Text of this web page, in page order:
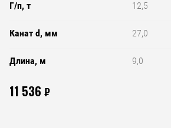
Г/п, т 12,5
Канат d, мм 27,0
Длина, м 9,0
11 536 ₽